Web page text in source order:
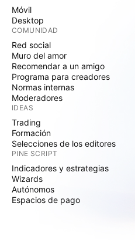
Móvil
Desktop
COMUNIDAD
Red social
Muro del amor
Recomendar a un amigo
Programa para creadores
Normas internas
Moderadores
IDEAS
Trading
Formación
Selecciones de los editores
PINE SCRIPT
Indicadores y estrategias
Wizards
Autónomos
Espacios de pago